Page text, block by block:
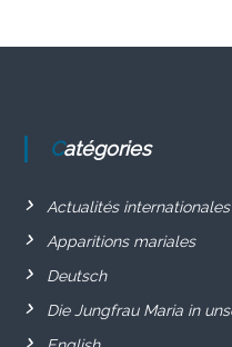
Catégories
Actualités internationales
Apparitions mariales
Deutsch
Die Jungfrau Maria in